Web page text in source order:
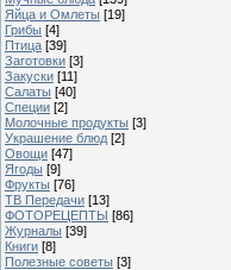
Яйца и Омлеты [19]
Грибы [4]
Птица [39]
Заготовки [3]
Закуски [11]
Салаты [40]
Специи [2]
Молочные продукты [3]
Украшение блюд [2]
Овощи [47]
Ягоды [9]
Фрукты [76]
ТВ Передачи [13]
ФОТОРЕЦЕПТЫ [86]
Журналы [39]
Книги [8]
Полезные советы [3]